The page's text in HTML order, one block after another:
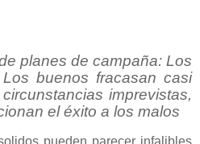
planes de campaña: Los
buenos fracasan casi
imprevistas,
el éxito a los malos